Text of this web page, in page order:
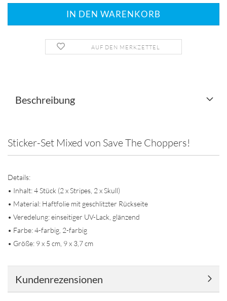
AUF DEN MERKZETTEL
Beschreibung
Sticker-Set Mixed von Save The Choppers!
Details:
• Inhalt: 4 Stück (2 x Stripes, 2 x Skull)
• Material: Haftfolie mit geschlitzter Rückseite
• Veredelung: einseitiger UV-Lack, glänzend
• Farbe: 4-farbig, 2-farbig
• Größe: 9 x 5 cm, 9 x 3,7 cm
Kundenrezensionen